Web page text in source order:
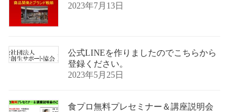
2023年7月13日
公式LINEを作りましたのでこちらから
登録ください。
2023年5月25日
食プロ無料プレセミナー＆講座説明会